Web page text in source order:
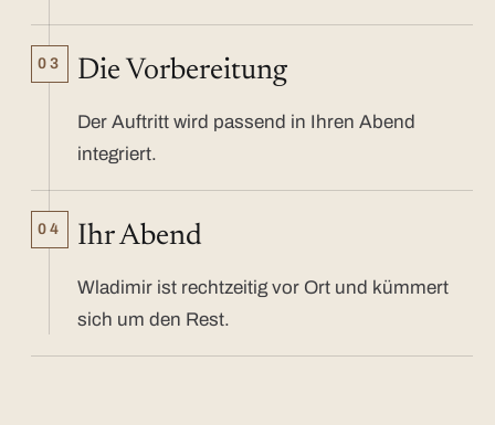
03 Die Vorbereitung
Der Auftritt wird passend in Ihren Abend
integriert.
04 Ihr Abend
Wladimir ist rechtzeitig vor Ort und kümmert
sich um den Rest.